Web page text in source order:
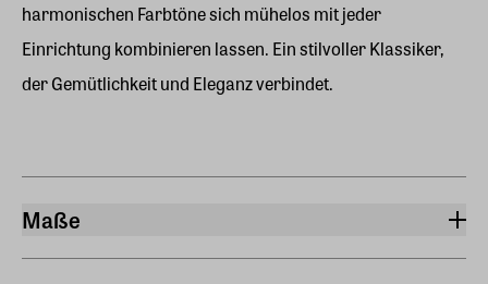
harmonischen Farbtöne sich mühelos mit jeder
Einrichtung kombinieren lassen. Ein stilvoller Klassiker,
der Gemütlichkeit und Eleganz verbindet.
Maße